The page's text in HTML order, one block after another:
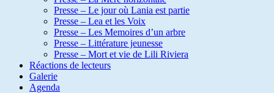
Presse – Le jour où Lania est partie
Presse – Lea et les Voix
Presse – Les Memoires d’un arbre
Presse – Littérature jeunesse
Presse – Mort et vie de Lili Riviera
Réactions de lecteurs
Galerie
Agenda